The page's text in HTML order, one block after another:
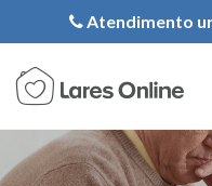
Atendimento